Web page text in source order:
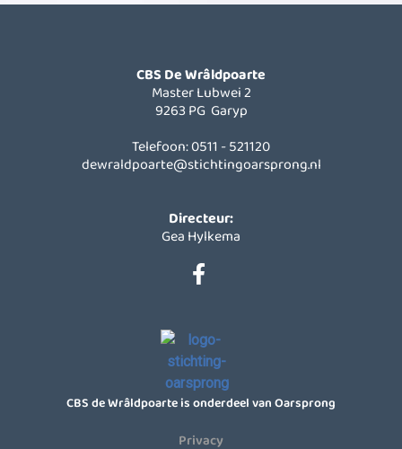
CBS De Wrâldpoarte
Master Lubwei 2
9263 PG Garyp
Telefoon: 0511 - 521120
dewraldpoarte@stichtingoarsprong.nl
Directeur:
Gea Hylkema
CBS de Wrâldpoarte is onderdeel van Oarsprong
Privacy